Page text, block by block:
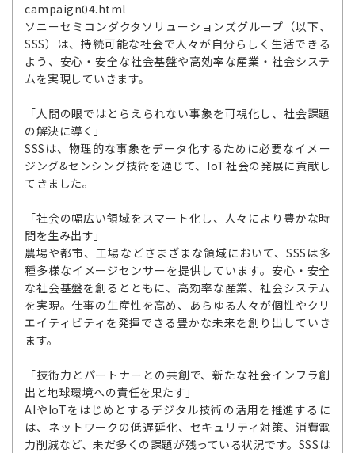
campaign04.html
ソニーセミコンダクタソリューションズグループ（以下、
SSS）は、持続可能な社会で人々が自分らしく生活できる
よう、安心・安全な社会基盤や高効率な産業・社会システ
ムを実現していきます。
「人間の眼ではとらえられない事象を可視化し、社会課題
の解決に導く」
SSSは、物理的な事象をデータ化するために必要なイメー
ジング&センシング技術を通じて、IoT社会の発展に貢献し
てきました。
「社会の幅広い領域をスマート化し、人々により豊かな時
間を生み出す」
農場や都市、工場などさまざまな領域において、SSSは多
種多様なイメージセンサーを提供しています。安心・安全
な社会基盤を創るとともに、高効率な産業、社会システム
を実現。仕事の生産性を高め、あらゆる人々が個性やクリ
エイティビティを発揮できる豊かな未来を創り出していき
ます。
「技術力とパートナーとの共創で、新たな社会インフラ創
出と地球環境への責任を果たす」
AIやIoTをはじめとするデジタル技術の活用を推進するに
は、ネットワークの低遅延化、セキュリティ対策、消費電
力削減など、未だ多くの課題が残っている状況です。SSSは